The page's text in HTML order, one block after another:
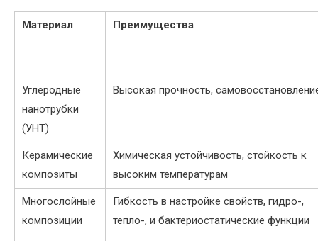
Материал Преимущества
Углеродные
нанотрубки
(УНТ)
Высокая прочность,
Керамические
композиты
Химическая устойчивость, стойкость к
высоким температурам
Многослойные
композиции
Гибкость в настройке свойств, гидро-,
тепло-, и бактериостатические функции